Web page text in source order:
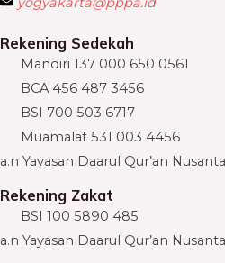
Rekening Sedekah
Mandiri 137 000 650 0561
BCA 456 487 3456
BSI 700 503 6717
Muamalat 531 003 4456
a.n Yayasan Daarul Qur’an
Rekening Zakat
BSI 100 5890 485
a.n Yayasan Daarul Qur’an